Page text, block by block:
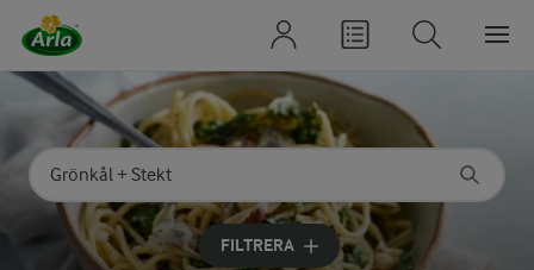
Sök på kategori eller ingrediens
Skriv in sökord för att få förslag
FILTRERA